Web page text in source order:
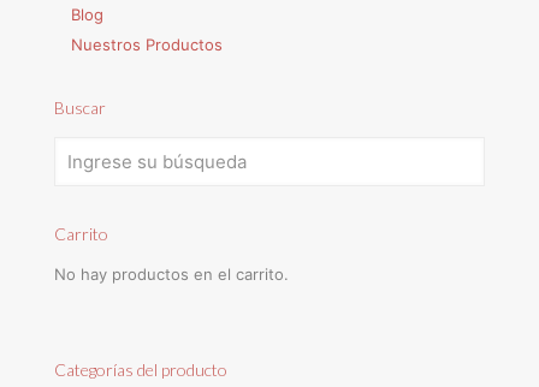
Blog
Nuestros Productos
Buscar
Carrito
No hay productos en el carrito.
Categorías del producto